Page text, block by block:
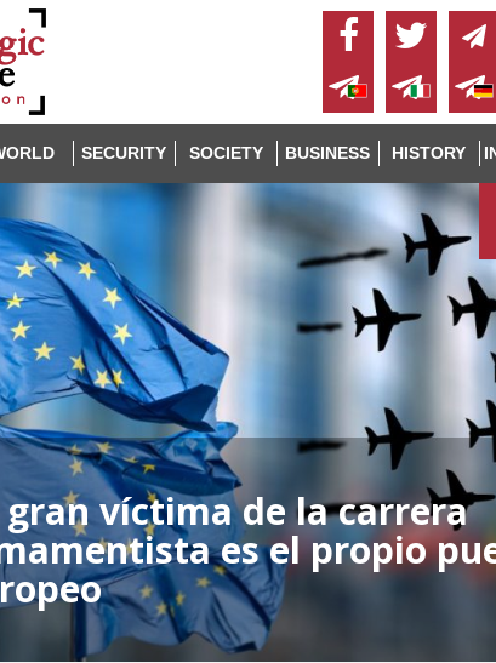
SECURITY SOCIETY BUSINESS HISTORY
gran víctima de la carrera
es el propio